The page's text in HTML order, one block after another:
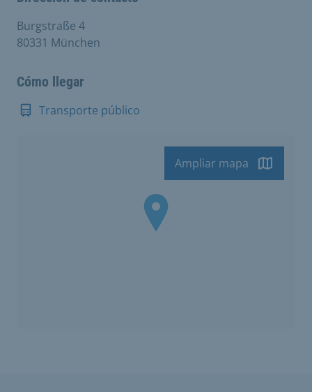
Burgstraße 4
80331 München
Cómo llegar
Transporte público
Ampliar mapa